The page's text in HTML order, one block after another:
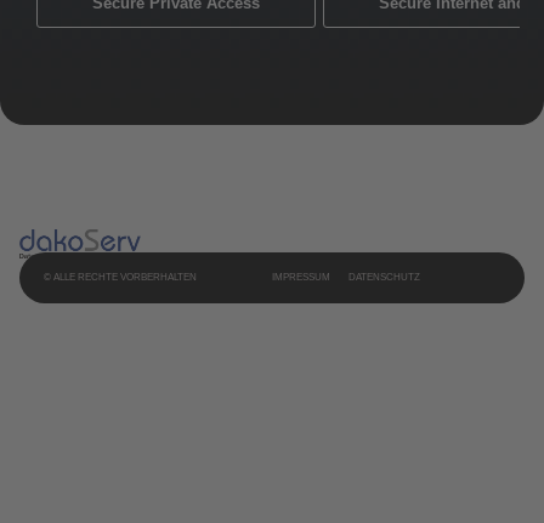
© ALLE RECHTE VORBERHALTEN IMPRESSUM DATENSCHUTZ